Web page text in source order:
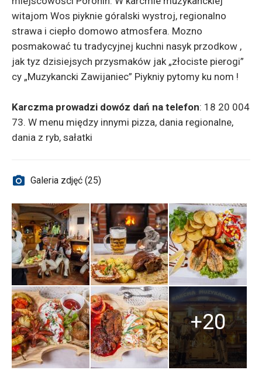
witajom Wos piyknie góralski wystroj, regionalno
strawa i ciepło domowo atmosfera. Mozno
posmakować tu tradycyjnej kuchni nasyk przodkow ,
jak tyz dzisiejsych przysmaków jak „złociste pierogi”
cy „Muzykancki Zawijaniec” Piykniy pytomy ku nom !
Karczma prowadzi dowóz dań na telefon: 18 20 004
73. W menu między innymi pizza, dania regionalne,
dania z ryb, sałatki
Galeria zdjęć (25)
+20